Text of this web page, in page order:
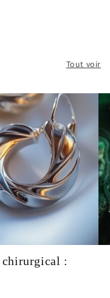
Tout voir
chirurgical :